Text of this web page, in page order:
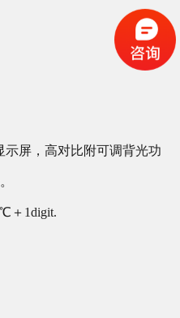
示屏，高对比附可调背光功
＋1digit.